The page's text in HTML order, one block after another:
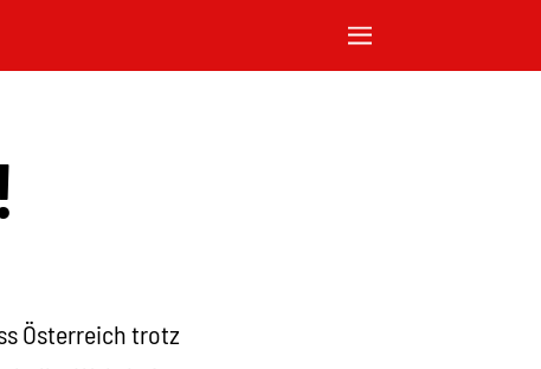
Österreich trotz